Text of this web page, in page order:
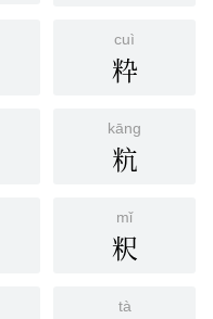
cuì
粋
kāng
粇
mǐ
粎
tà